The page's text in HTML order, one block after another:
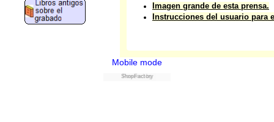
Imagen grande de esta prensa.
Instrucciones del usuario para
Mobile mode
Powered by
ShopFactory